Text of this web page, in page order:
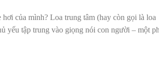
của mình? Loa trung tâm (hay còn gọi là loa
yếu tập trung vào giọng nói con người – một